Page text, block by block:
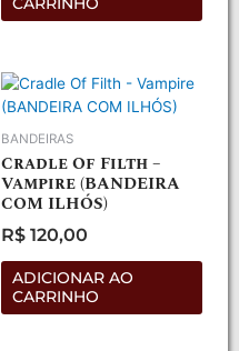
BANDEIRAS
Cradle Of Filth –
Vampire (BANDEIRA
COM ILHÓS)
0
R$ 120,00
ADICIONAR AO
CARRINHO